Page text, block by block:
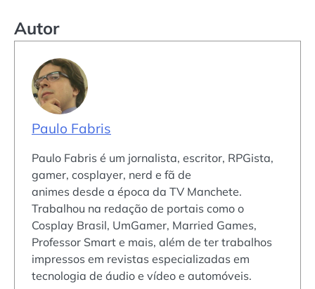
Autor
Paulo Fabris
Paulo Fabris é um jornalista, escritor, RPGista,
gamer, cosplayer, nerd e fã de
animes desde a época da TV Manchete.
Trabalhou na redação de portais como o
Cosplay Brasil, UmGamer, Married Games,
Professor Smart e mais, além de ter trabalhos
impressos em revistas especializadas em
tecnologia de áudio e vídeo e automóveis.